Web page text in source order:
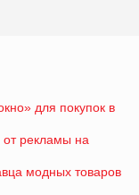
для покупок в
от рекламы на
модных товаров